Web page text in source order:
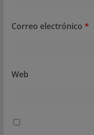
Correo electrónico *
Web